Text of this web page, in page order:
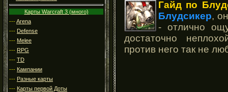
Карты Warcraft 3 (много)
---Arena
--- Defense
--- Melee
--- RPG
--- TD
--- Кампании
--- Разные карты
--- Карты первой Доты
Гайд по
Блудсикер,
- отлично
достаточно
против него так не